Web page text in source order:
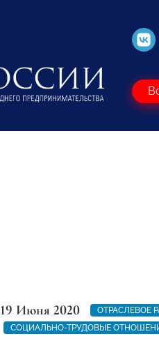
19 Июня 2020
ОТРАСЛЕВОЕ
СОЦИАЛЬНО-ТРУДОВЫЕ